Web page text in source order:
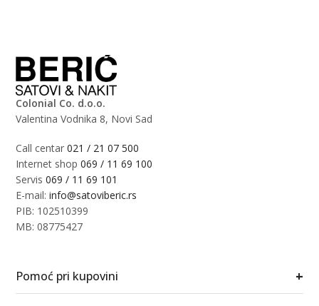
Colonial Co. d.o.o.
Valentina Vodnika 8, Novi Sad
Call centar021 / 21 07 500
Internet shop069 / 11 69 100
Servis069 / 11 69 101
E-mail:info@satoviberic.rs
PIB: 102510399
MB: 08775427
Pomoć pri kupovini +